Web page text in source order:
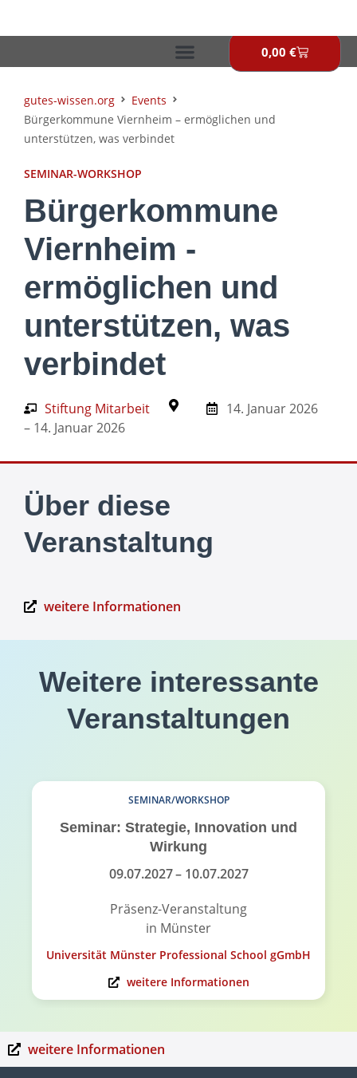
0,00 €
gutes-wissen.org
Events
Bürgerkommune Viernheim – ermöglichen und
unterstützen, was verbindet
SEMINAR-WORKSHOP
Bürgerkommune
Viernheim -
ermöglichen und
unterstützen, was
verbindet
Stiftung Mitarbeit
14. Januar 2026
– 14. Januar 2026
Über diese
Veranstaltung
weitere Informationen
Weitere interessante
Veranstaltungen
SEMINAR/WORKSHOP
Seminar: Strategie, Innovation und
Wirkung
09.07.2027– 10.07.2027
Präsenz-Veranstaltung
in Münster
Universität Münster Professional School gGmbH
weitere Informationen
weitere Informationen